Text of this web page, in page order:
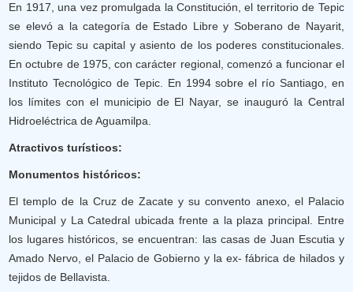
En 1917, una vez promulgada la Constitución, el territorio de Tepic
se elevó a la categoría de Estado Libre y Soberano de Nayarit,
siendo Tepic su capital y asiento de los poderes constitucionales.
En octubre de 1975, con carácter regional, comenzó a funcionar el
Instituto Tecnológico de Tepic. En 1994 sobre el río Santiago, en
los límites con el municipio de El Nayar, se inauguró la Central
Hidroeléctrica de Aguamilpa.
Atractivos turísticos:
Monumentos históricos:
El templo de la Cruz de Zacate y su convento anexo, el Palacio
Municipal y La Catedral ubicada frente a la plaza principal. Entre
los lugares históricos, se encuentran: las casas de Juan Escutia y
Amado Nervo, el Palacio de Gobierno y la ex- fábrica de hilados y
tejidos de Bellavista.